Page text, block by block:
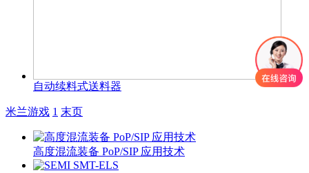
自动续料式送料器
米兰游戏 1 末页
高度混流装备 PoP/SIP 应用技术